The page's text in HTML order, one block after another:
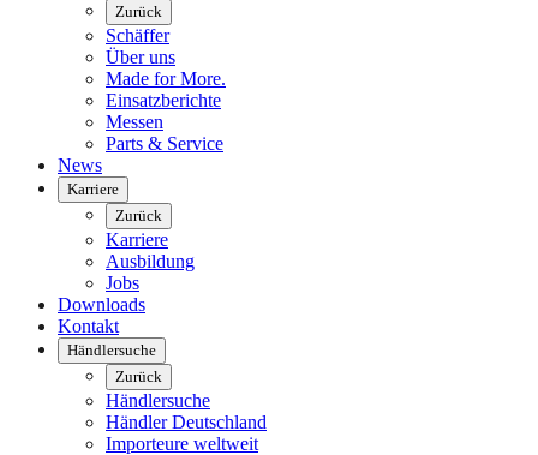
Zurück
Schäffer
Über uns
Made for More.
Einsatzberichte
Messen
Parts & Service
News
Karriere
Zurück
Karriere
Ausbildung
Jobs
Downloads
Kontakt
Händlersuche
Zurück
Händlersuche
Händler Deutschland
Importeure weltweit